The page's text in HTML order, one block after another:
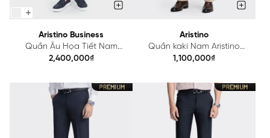
Aristino Business
Quần Âu Họa Tiết Nam
Aristino Business Fiero
2,400,000₫
Aristino
Quần kaki Nam Aristino
Cotton AKK0100Z
1,100,000₫